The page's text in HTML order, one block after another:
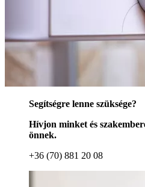
Segítségre lenne szüksége?
Hívjon minket és
önnek.
+36 (70) 881 20 08